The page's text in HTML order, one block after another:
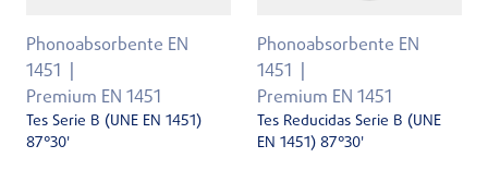
Phonoabsorbente EN
1451
Premium EN 1451
Tes Serie B (UNE EN 1451)
87°30'
Phonoabsorbente EN
1451
Premium EN 1451
Tes Reducidas Serie B (UNE
EN 1451) 87°30'